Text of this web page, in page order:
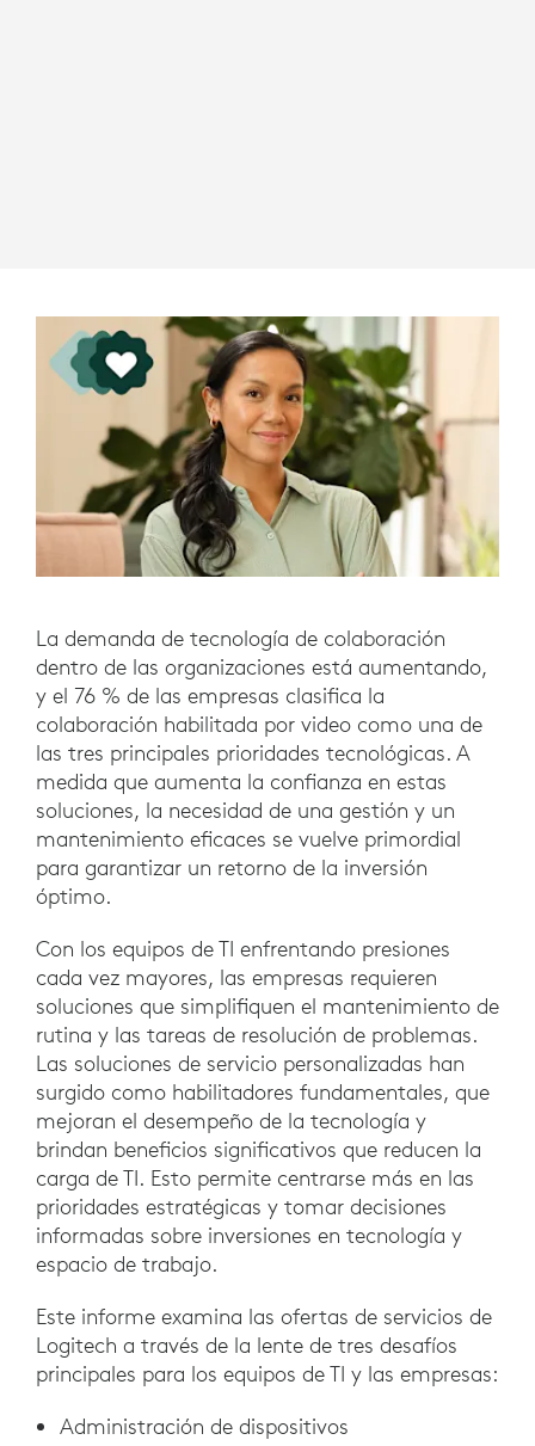
La demanda de tecnología de colaboración
dentro de las organizaciones está aumentando,
y el 76 % de las empresas clasifica la
colaboración habilitada por video como una de
las tres principales prioridades tecnológicas. A
medida que aumenta la confianza en estas
soluciones, la necesidad de una gestión y un
mantenimiento eficaces se vuelve primordial
para garantizar un retorno de la inversión
óptimo.
Con los equipos de TI enfrentando presiones
cada vez mayores, las empresas requieren
soluciones que simplifiquen el mantenimiento de
rutina y las tareas de resolución de problemas.
Las soluciones de servicio personalizadas han
surgido como habilitadores fundamentales, que
mejoran el desempeño de la tecnología y
brindan beneficios significativos que reducen la
carga de TI. Esto permite centrarse más en las
prioridades estratégicas y tomar decisiones
informadas sobre inversiones en tecnología y
espacio de trabajo.
Este informe examina las ofertas de servicios de
Logitech a través de la lente de tres desafíos
principales para los equipos de TI y las empresas:
Administración de dispositivos